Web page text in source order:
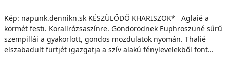
Kép: napunk.dennikn.sk KÉSZÜLŐDŐ KHARISZOK* Aglaié a
körmét festi. Korallrózsaszínre. Göndörödnek Euphroszüné sűrű
szempillái a gyakorlott, gondos mozdulatok nyomán. Thalié
elszabadult fürtjét igazgatja a szív alakú fénylevelekből font...